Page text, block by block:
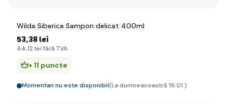
Wilda Siberica Sampon delicat 400ml
53,38 lei
44,12 lei fără TVA
+ 11 puncte
Momentan nu este disponibil(La dumneavoastră 19.01.)